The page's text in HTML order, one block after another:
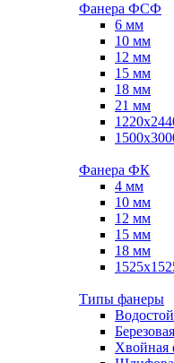
Фанера ФСФ
6 мм
10 мм
12 мм
15 мм
18 мм
21 мм
Фанера ФК
4 мм
10 мм
12 мм
15 мм
18 мм
Типы фанеры
Хвойная